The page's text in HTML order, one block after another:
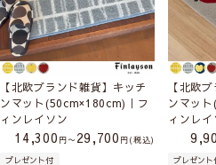
【北欧ブランド雑貨】キッチ
ンマット(50cm×180cm)｜フ
ィンレイソン
14,300 〜 29,700
税込
プレゼント付
【北欧
ンマッ
ィンレイ
プレゼント